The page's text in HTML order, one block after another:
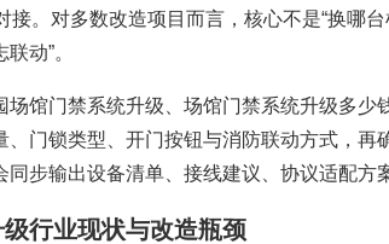
接。对多数改造项目而言，核心不是“换哪
动”。
场馆门禁系统升级、场馆门禁系统升级多
、门锁类型、开门按钮与消防联动方式，
步输出设备清单、接线建议、协议适配方
行业现状与改造瓶颈